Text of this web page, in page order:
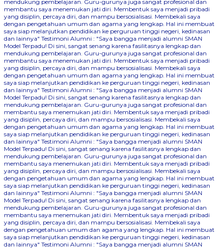
mendukung pembelajaran. Guru-gurunya juga sangat profesional dan
membantu saya menemukan jati diri. Membentuk saya menjadi pribadi
yang disiplin, percaya diri, dan mampu bersosialisasi. Membekali saya
dengan pengetahuan umum dan agama yang lengkap. Hal ini membuat
saya siap melanjutkan pendidikan ke perguruan tinggi negeri, kedinasan
dan lainnya" Testimoni Alumni : "Saya bangga menjadi alumni SMAN
Model Terpadu! Di sini, sangat senang karena fasilitasnya lengkap dan
mendukung pembelajaran. Guru-gurunya juga sangat profesional dan
membantu saya menemukan jati diri. Membentuk saya menjadi pribadi
yang disiplin, percaya diri, dan mampu bersosialisasi. Membekali saya
dengan pengetahuan umum dan agama yang lengkap. Hal ini membuat
saya siap melanjutkan pendidikan ke perguruan tinggi negeri, kedinasan
dan lainnya" Testimoni Alumni : "Saya bangga menjadi alumni SMAN
Model Terpadu! Di sini, sangat senang karena fasilitasnya lengkap dan
mendukung pembelajaran. Guru-gurunya juga sangat profesional dan
membantu saya menemukan jati diri. Membentuk saya menjadi pribadi
yang disiplin, percaya diri, dan mampu bersosialisasi. Membekali saya
dengan pengetahuan umum dan agama yang lengkap. Hal ini membuat
saya siap melanjutkan pendidikan ke perguruan tinggi negeri, kedinasan
dan lainnya" Testimoni Alumni : "Saya bangga menjadi alumni SMAN
Model Terpadu! Di sini, sangat senang karena fasilitasnya lengkap dan
mendukung pembelajaran. Guru-gurunya juga sangat profesional dan
membantu saya menemukan jati diri. Membentuk saya menjadi pribadi
yang disiplin, percaya diri, dan mampu bersosialisasi. Membekali saya
dengan pengetahuan umum dan agama yang lengkap. Hal ini membuat
saya siap melanjutkan pendidikan ke perguruan tinggi negeri, kedinasan
dan lainnya" Testimoni Alumni : "Saya bangga menjadi alumni SMAN
Model Terpadu! Di sini, sangat senang karena fasilitasnya lengkap dan
mendukung pembelajaran. Guru-gurunya juga sangat profesional dan
membantu saya menemukan jati diri. Membentuk saya menjadi pribadi
yang disiplin, percaya diri, dan mampu bersosialisasi. Membekali saya
dengan pengetahuan umum dan agama yang lengkap. Hal ini membuat
saya siap melanjutkan pendidikan ke perguruan tinggi negeri, kedinasan
dan lainnya" Testimoni Alumni : "Saya bangga menjadi alumni SMAN